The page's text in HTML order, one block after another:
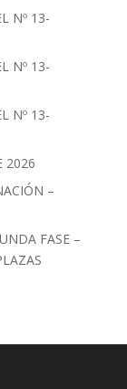
Nº 13-
Nº 13-
Nº 13-
2026
–
FASE –